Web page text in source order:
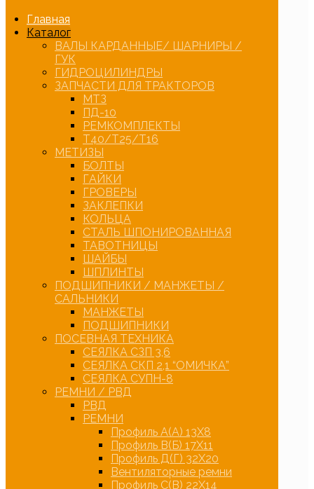
Главная
Каталог
ВАЛЫ КАРДАННЫЕ/ ШАРНИРЫ /
ГУК
ГИДРОЦИЛИНДРЫ
ЗАПЧАСТИ ДЛЯ ТРАКТОРОВ
МТЗ
ПД-10
РЕМКОМПЛЕКТЫ
Т40/Т25/Т16
МЕТИЗЫ
БОЛТЫ
ГАЙКИ
ГРОВЕРЫ
ЗАКЛЕПКИ
КОЛЬЦА
СТАЛЬ ШПОНИРОВАННАЯ
ТАВОТНИЦЫ
ШАЙБЫ
ШПЛИНТЫ
ПОДШИПНИКИ / МАНЖЕТЫ /
САЛЬНИКИ
МАНЖЕТЫ
ПОДШИПНИКИ
ПОСЕВНАЯ ТЕХНИКА
СЕЯЛКА СЗП 3,6
СЕЯЛКА СКП 2,1 “ОМИЧКА”
СЕЯЛКА СУПН-8
РЕМНИ / РВД
РВД
РЕМНИ
Профиль А(А) 13Х8
Профиль В(Б) 17Х11
Профиль Д(Г) 32Х20
Вентиляторные ремни
Профиль С(В) 22Х14